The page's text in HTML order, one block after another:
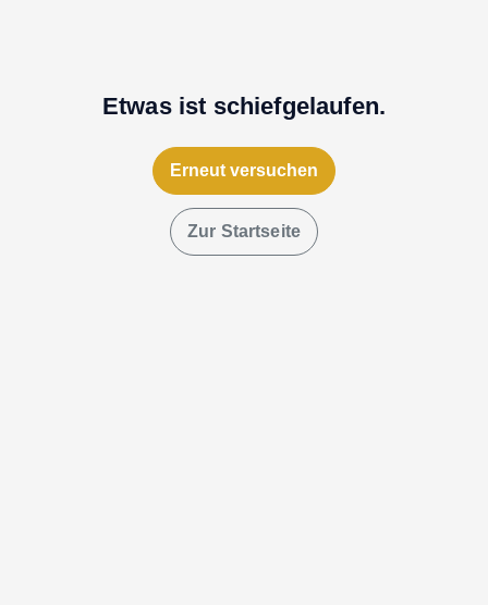
Etwas ist schiefgelaufen.
Erneut versuchen
Zur Startseite